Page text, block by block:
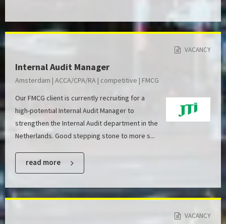
VACANCY
Internal Audit Manager
Amsterdam | ACCA/CPA/RA | competitive | FMCG
Our FMCG client is currently recruiting for a
high-potential Internal Audit Manager to
strengthen the Internal Audit department in the
Netherlands. Good stepping stone to more s...
read more
VACANCY